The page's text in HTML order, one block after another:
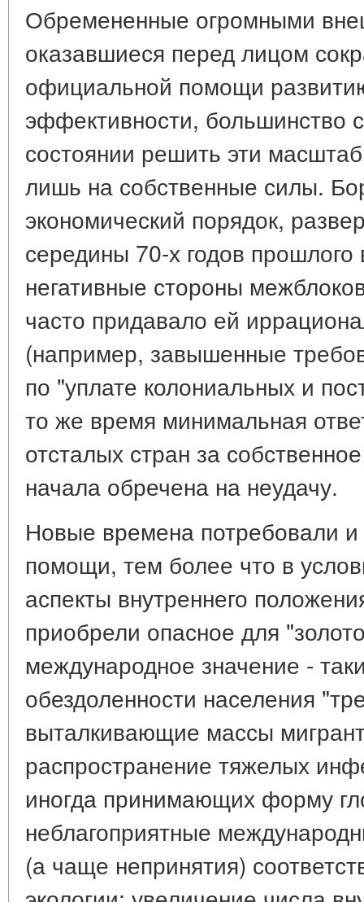
Обремененные огромными
оказавшиеся перед лицом
официальной помощи
эффективности, большинство
состоянии решить эти
лишь на собственные силы.
экономический порядок,
середины 70-х годов
негативные стороны
часто придавало ей
(например, завышенные
по "уплате колониальных и
то же время минимальная
отсталых стран за
начала обречена на неудачу.
Новые времена потребовали
помощи, тем более что в
аспекты внутреннего
приобрели опасное для
международное значение -
обездоленности населения
выталкивающие массы
распространение тяжелых
иногда принимающих форму
неблагоприятные
(а чаще непринятия)